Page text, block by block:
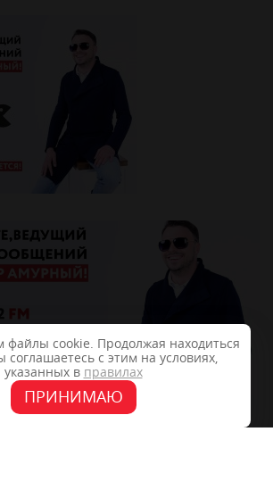
файлы cookie. Продолжая находиться
соглашаетесь с этим на условиях,
указанных в правилах
ПРИНИМАЮ